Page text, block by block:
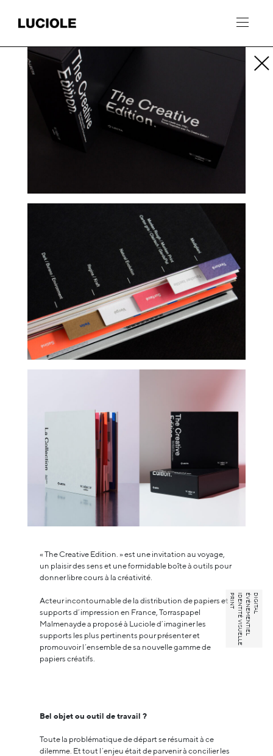
DIGITAL
ÉVÉNEMENTIEL
IDENTITÉ VISUELLE
PRINT
« The Creative Edition. » est une invitation au voyage,
un plaisir des sens et une formidable boîte à outils pour
donner libre cours à la créativité.
Acteur incontournable de la distribution de papiers et
supports d’impression en France, Torraspapel
Malmenayde a proposé à Luciole d’imaginer les
supports les plus pertinents pour présenter et
promouvoir l’ensemble de sa nouvelle gamme de
papiers créatifs.
Bel objet ou outil de travail ?
Toute la problématique de départ se résumait à ce
dilemme. Et tout l’enjeu était de parvenir à concilier les